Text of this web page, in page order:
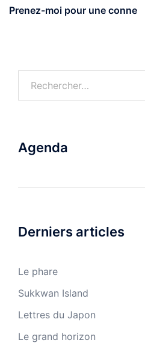
Prenez-moi pour une conne
Agenda
Derniers articles
Le phare
Sukkwan Island
Lettres du Japon
Le grand horizon